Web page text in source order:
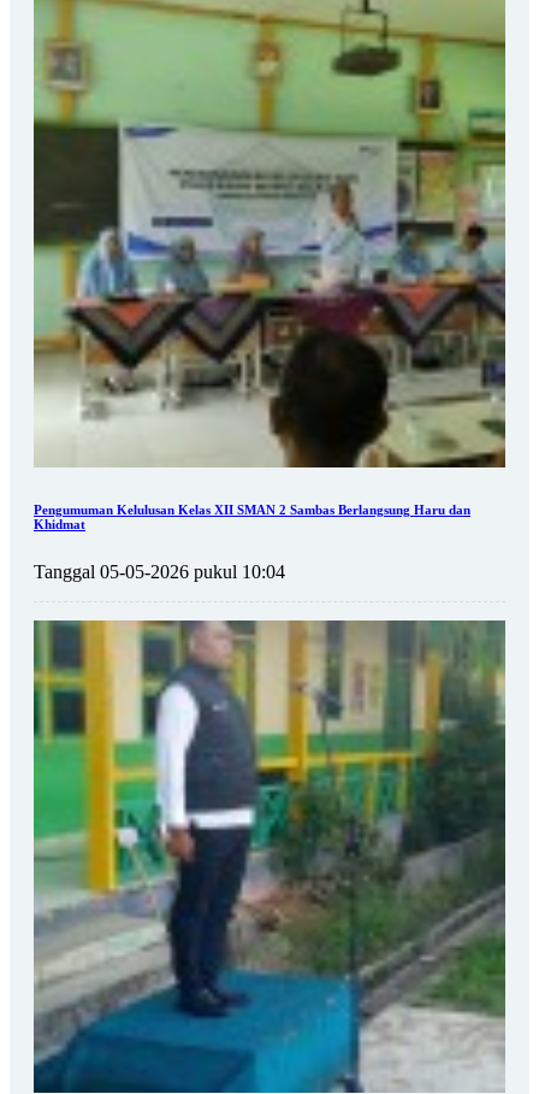
Pengumuman Kelulusan Kelas XII SMAN 2 Sambas Berlangsung Haru dan
Khidmat
Tanggal 05-05-2026 pukul 10:04